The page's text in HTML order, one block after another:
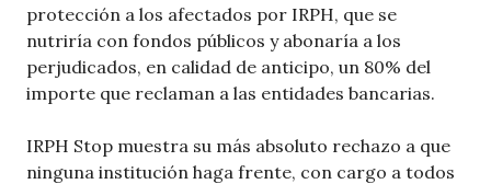
protección a los afectados por IRPH, que se
nutriría con fondos públicos y abonaría a los
perjudicados, en calidad de anticipo, un 80% del
importe que reclaman a las entidades bancarias.
IRPH Stop muestra su más absoluto rechazo a que
ninguna institución haga frente, con cargo a todos